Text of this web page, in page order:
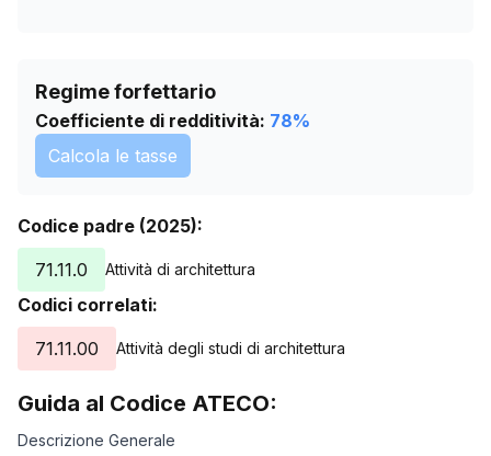
Regime forfettario
Coefficiente di redditività: 78%
Calcola le tasse
Codice padre (2025):
71.11.0
Attività di architettura
Codici correlati:
71.11.00
Attività degli studi di architettura
Guida al Codice ATECO:
Descrizione Generale